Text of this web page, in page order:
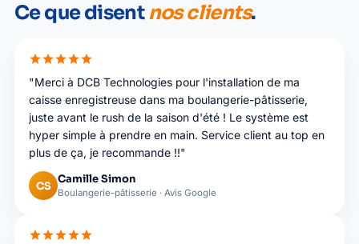
Ce que disentnos clients.
starstarstarstarstar
"Merci à DCB Technologies pour l'installation de ma
caisse enregistreuse dans ma boulangerie-pâtisserie,
juste avant le rush de la saison d'été ! Le système est
hyper simple à prendre en main. Service client au top en
plus de ça, je recommande !!"
CS Camille Simon
Boulangerie-pâtisserie · Avis Google
starstarstarstarstar